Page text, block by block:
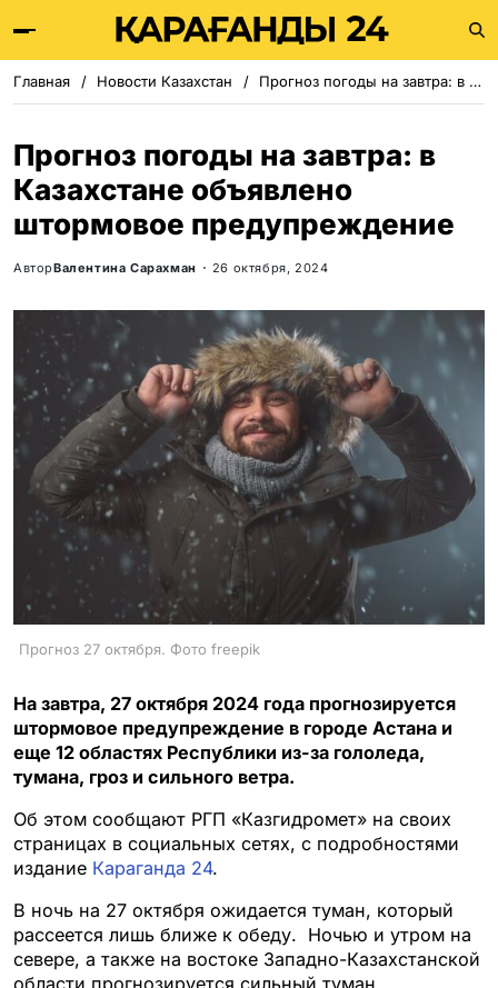
Главная Новости Казахстан Прогноз погоды на завтра: в Казахстане объявлено штормовое предупреждение
Прогноз погоды на завтра: в
Казахстане объявлено
штормовое предупреждение
АвторВалентина Сарахман 26 октября, 2024
Прогноз 27 октября. Фото freepik
На завтра, 27 октября 2024 года прогнозируется
штормовое предупреждение в городе Астана и
еще 12 областях Республики из-за гололеда,
тумана, гроз и сильного ветра.
Об этом сообщают РГП «Казгидромет» на своих
страницах в социальных сетях, с подробностями
издание Караганда 24.
В ночь на 27 октября ожидается туман, который
рассеется лишь ближе к обеду. Ночью и утром на
севере, а также на востоке Западно-Казахстанской
области прогнозируется сильный туман.